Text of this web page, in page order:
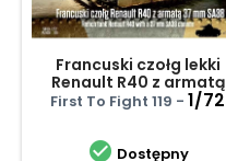
Francuski czołg lekki
Renault R40 z armatą
SA38
First To Fight 119 - 1/72
 Dostępny